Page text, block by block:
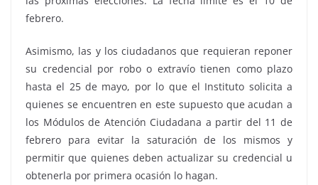
febrero.
Asimismo, las y los ciudadanos que requieran reponer
su credencial por robo o extravío tienen como plazo
hasta el 25 de mayo, por lo que el Instituto solicita a
quienes se encuentren en este supuesto que acudan a
los Módulos de Atención Ciudadana a partir del 11 de
febrero para evitar la saturación de los mismos y
permitir que quienes deben actualizar su credencial u
obtenerla por primera ocasión lo hagan.